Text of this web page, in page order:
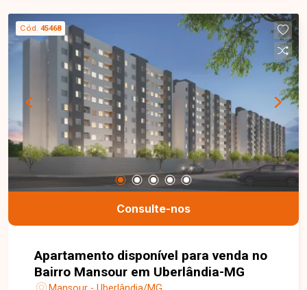
inesquecíveis, com ambientes reservados,
banhados pela luz natural e cercados por um
paisagismo tropical exuberante, o cenário ideal
para viver experiências memoráveis. Nossa
equipe está pronta para tirar suas dúvidas e te
acompanhar em cada etapa do processo. Fale
conosco pelo telefone ou WhatsApp: (34) 3230-
9900, ou, se preferir, venha até uma de nossas
unidades e converse pessoalmente com um dos
nossos consultores. Estamos aqui para te ajudar
a encontrar o imóvel ideal!
Cód. 45468
Consulte-nos
Apartamento disponível para venda no
Bairro Mansour em Uberlândia-MG